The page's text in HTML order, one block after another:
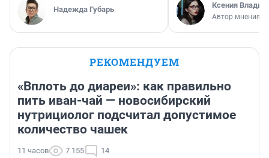
Надежда Губарь Ксения
Автор мнения
РЕКОМЕНДУЕМ
«Вплоть до диареи»: как правильно
пить иван-чай — новосибирский
нутрициолог подсчитал допустимое
количество чашек
11 часов 7 155 14